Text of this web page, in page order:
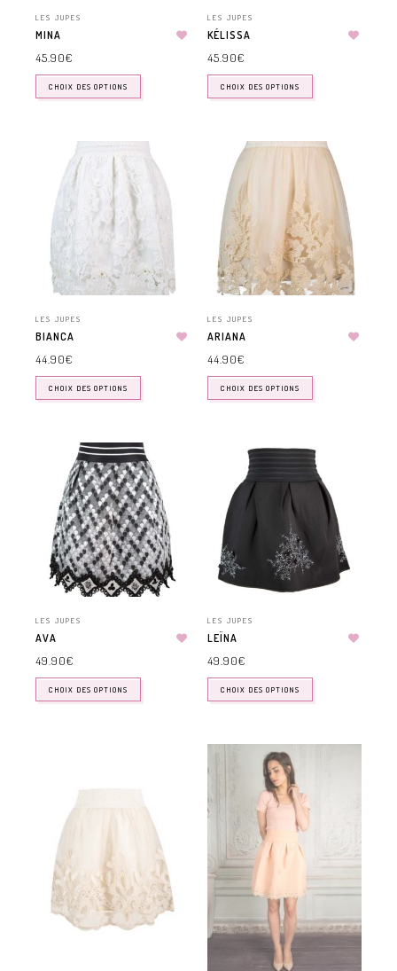
LES JUPES
MINA
45.90€
CHOIX DES OPTIONS
LES JUPES
KÉLISSA
45.90€
CHOIX DES OPTIONS
LES JUPES
BIANCA
44.90€
CHOIX DES OPTIONS
LES JUPES
ARIANA
44.90€
CHOIX DES OPTIONS
LES JUPES
AVA
49.90€
CHOIX DES OPTIONS
LES JUPES
LEÏNA
49.90€
CHOIX DES OPTIONS